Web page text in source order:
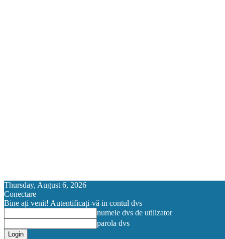
Thursday, August 6, 2026
Conectare
Bine ați venit! Autentificați-vă in contul dvs
numele dvs de utilizator
parola dvs